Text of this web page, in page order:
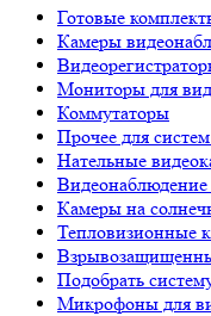
Готовые
Камеры
Мониторы для
Коммутаторы
Прочее для
Нательные
Видеонаблюдение
Камеры на
Тепловизионные
Подобрать
Микрофоны для